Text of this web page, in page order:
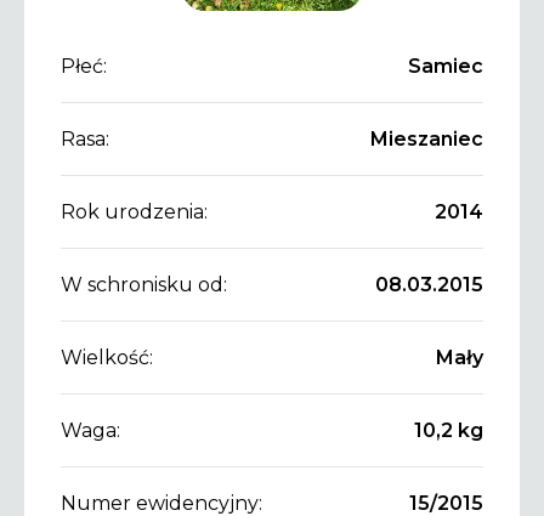
Płeć: Samiec
Rasa: Mieszaniec
Rok urodzenia: 2014
W schronisku od: 08.03.2015
Wielkość: Mały
Waga: 10,2 kg
Numer ewidencyjny: 15/2015